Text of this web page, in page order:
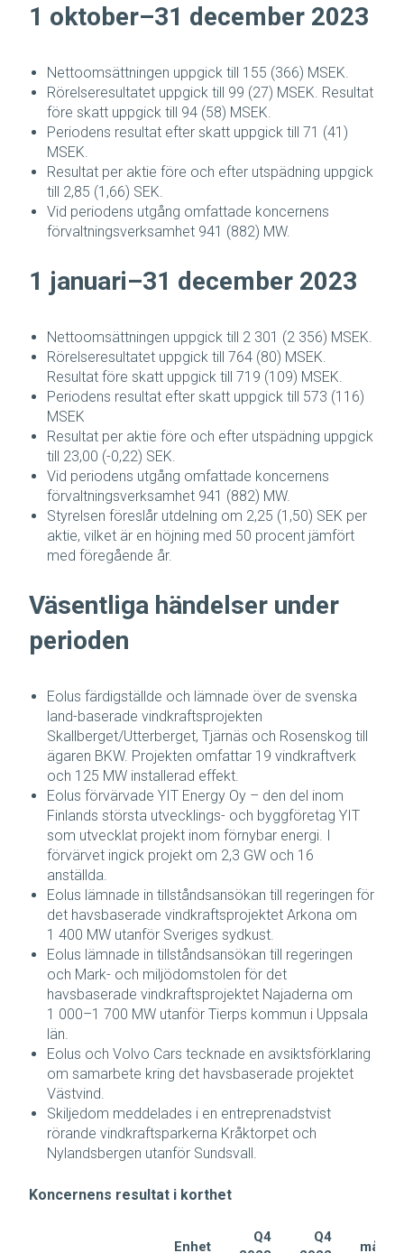
1 oktober–31 december 2023
Nettoomsättningen uppgick till 155 (366) MSEK.
Rörelseresultatet uppgick till 99 (27) MSEK. Resultat
före skatt uppgick till 94 (58) MSEK.
Periodens resultat efter skatt uppgick till 71 (41)
MSEK.
Resultat per aktie före och efter utspädning uppgick
till 2,85 (1,66) SEK.
Vid periodens utgång omfattade koncernens
förvaltningsverksamhet 941 (882) MW.
1 januari–31 december 2023
Nettoomsättningen uppgick till 2 301 (2 356) MSEK.
Rörelseresultatet uppgick till 764 (80) MSEK.
Resultat före skatt uppgick till 719 (109) MSEK.
Periodens resultat efter skatt uppgick till 573 (116)
MSEK
Resultat per aktie före och efter utspädning uppgick
till 23,00 (-0,22) SEK.
Vid periodens utgång omfattade koncernens
förvaltningsverksamhet 941 (882) MW.
Styrelsen föreslår utdelning om 2,25 (1,50) SEK per
aktie, vilket är en höjning med 50 procent jämfört
med föregående år.
Väsentliga händelser under
perioden
Eolus färdigställde och lämnade över de svenska
land-baserade vindkraftsprojekten
Skallberget/Utterberget, Tjärnäs och Rosenskog till
ägaren BKW. Projekten omfattar 19 vindkraftverk
och 125 MW installerad effekt.
Eolus förvärvade YIT Energy Oy – den del inom
Finlands största utvecklings- och byggföretag YIT
som utvecklat projekt inom förnybar energi. I
förvärvet ingick projekt om 2,3 GW och 16
anställda.
Eolus lämnade in tillståndsansökan till regeringen för
det havsbaserade vindkraftsprojektet Arkona om
1 400 MW utanför Sveriges sydkust.
Eolus lämnade in tillståndsansökan till regeringen
och Mark- och miljödomstolen för det
havsbaserade vindkraftsprojektet Najaderna om
1 000–1 700 MW utanför Tierps kommun i Uppsala
län.
Eolus och Volvo Cars tecknade en avsiktsförklaring
om samarbete kring det havsbaserade projektet
Västvind.
Skiljedom meddelades i en entreprenadstvist
rörande vindkraftsparkerna Kråktorpet och
Nylandsbergen utanför Sundsvall.
Koncernens resultat i korthet
Enhet
Q4
Q4